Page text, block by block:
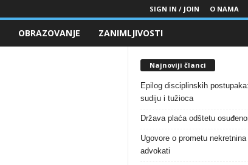
SIGN IN / JOIN O NAMA
OBRAZOVANJE ZANIMLJIVOSTI
Najnoviji članci
Epilog disciplinskih
sudiju i tužioca
Država plaća odštetu
Ugovore o prometu
advokati